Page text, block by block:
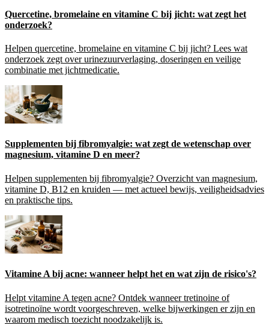
Quercetine, bromelaine en vitamine C bij jicht: wat zegt het
onderzoek?
Helpen quercetine, bromelaine en vitamine C bij jicht? Lees wat
onderzoek zegt over urinezuurverlaging, doseringen en veilige
combinatie met jichtmedicatie.
Supplementen bij fibromyalgie: wat zegt de wetenschap over
magnesium, vitamine D en meer?
Helpen supplementen bij fibromyalgie? Overzicht van magnesium,
vitamine D, B12 en kruiden — met actueel bewijs, veiligheidsadvies
en praktische tips.
Vitamine A bij acne: wanneer helpt het en wat zijn de risico's?
Helpt vitamine A tegen acne? Ontdek wanneer tretinoine of
isotretinoïne wordt voorgeschreven, welke bijwerkingen er zijn en
waarom medisch toezicht noodzakelijk is.